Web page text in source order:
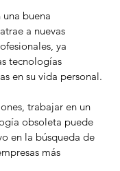
buena
a nuevas
ya
tecnologías
en su vida personal.
trabajar en un
obsoleta puede
en la búsqueda de
más